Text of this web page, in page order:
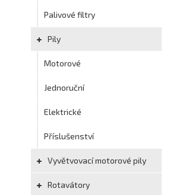
Palivové filtry
Pily
Motorové
Jednoruční
Elektrické
Příslušenství
Vyvětvovací motorové pily
Rotavátory